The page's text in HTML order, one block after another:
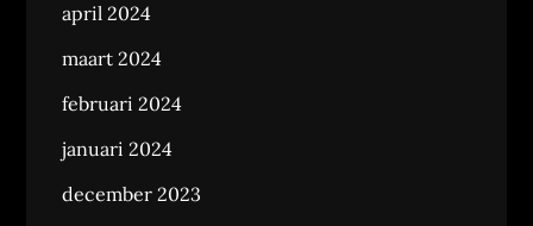
april 2024
maart 2024
februari 2024
januari 2024
december 2023